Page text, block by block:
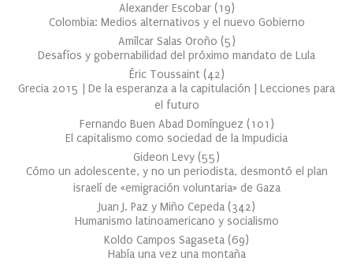
Alexander Escobar (19)
Colombia: Medios alternativos y el nuevo Gobierno
Amílcar Salas Oroño (5)
Desafíos y gobernabilidad del próximo mandato de Lula
Éric Toussaint (42)
Grecia 2015 | De la esperanza a la capitulación | Lecciones para
el futuro
Fernando Buen Abad Domínguez (101 )
El capitalismo como sociedad de la Impudicia
Gideon Levy (55)
Cómo un adolescente, y no un periodista, desmontó el plan
israelí de «emigración voluntaria» de Gaza
Juan J. Paz y Miño Cepeda (342)
Humanismo latinoamericano y socialismo
Koldo Campos Sagaseta (69)
Había una vez una montaña